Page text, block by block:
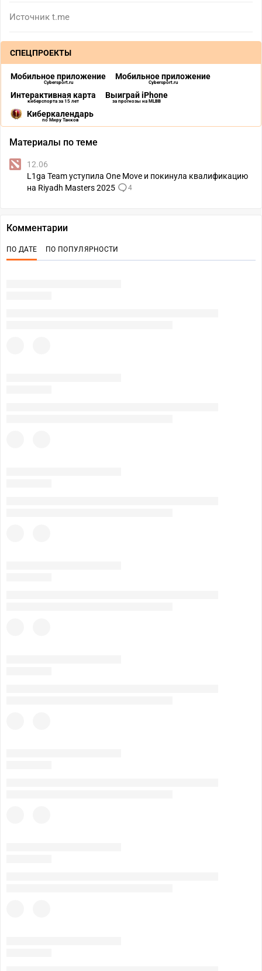
Источник t.me
СПЕЦПРОЕКТЫ
Мобильное приложение
Cybersport.ru
Мобильное приложение
Cybersport.ru
Интерактивная карта
киберспорта за 15 лет
Выиграй iPhone
за прогнозы на MLBB
Киберкалендарь
по Миру Танков
Материалы по теме
12.06
L1ga Team уступила One Move и покинула квалификацию
на Riyadh Masters 2025
4
Комментарии
ПО ДАТЕ ПО ПОПУЛЯРНОСТИ